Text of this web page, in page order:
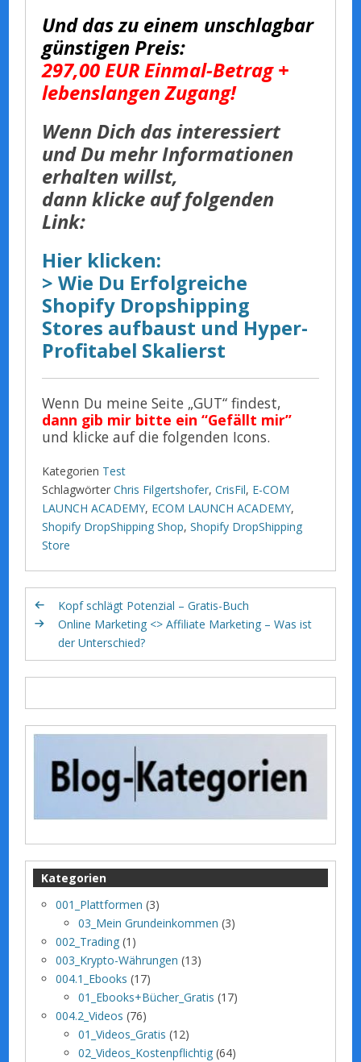
Und das zu einem unschlagbar
günstigen Preis:
297,00 EUR Einmal-Betrag +
lebenslangen Zugang!
Wenn Dich das interessiert
und Du mehr Informationen
erhalten willst,
dann klicke auf folgenden
Link:
Hier klicken:
> Wie Du Erfolgreiche
Shopify Dropshipping
Stores aufbaust und Hyper-
Profitabel Skalierst
Wenn Du meine Seite „GUT“ findest,
dann gib mir bitte ein “Gefällt mir”
und klicke auf die folgenden Icons.
Kategorien Test
Schlagwörter Chris Filgertshofer,CrisFil, E-COM
LAUNCH ACADEMY, ECOM LAUNCH ACADEMY,
Shopify DropShipping Shop,Shopify DropShipping
Store
Kopf schlägt Potenzial – Gratis-Buch
Online Marketing <> Affiliate Marketing – Was ist
der Unterschied?
Kategorien
001_Plattformen (3)
03_Mein Grundeinkommen (3)
002_Trading (1)
003_Krypto-Währungen (13)
004.1_Ebooks (17)
01_Ebooks+Bücher_Gratis (17)
004.2_Videos (76)
01_Videos_Gratis (12)
02_Videos_Kostenpflichtig (64)